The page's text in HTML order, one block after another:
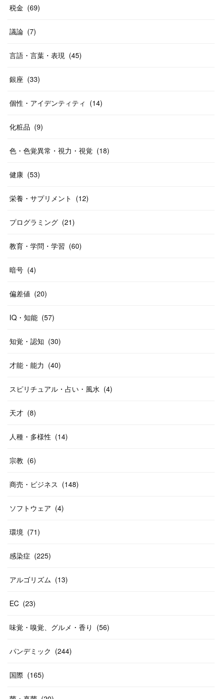
税金 (69)
議論 (7)
言語・言葉・表現 (45)
銀座 (33)
個性・アイデンティティ (14)
化粧品 (9)
色・色覚異常・視力・視覚 (18)
健康 (53)
栄養・サプリメント (12)
プログラミング (21)
教育・学問・学習 (60)
暗号 (4)
偏差値 (20)
IQ・知能 (57)
知覚・認知 (30)
才能・能力 (40)
スピリチュアル・占い・風水 (4)
天才 (8)
人種・多様性 (14)
宗教 (6)
商売・ビジネス (148)
ソフトウェア (4)
環境 (71)
感染症 (225)
アルゴリズム (13)
EC (23)
味覚・嗅覚、グルメ・香り (56)
パンデミック (244)
国際 (165)